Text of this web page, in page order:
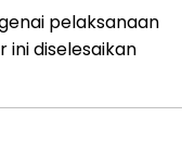
pelaksanaan
ini diselesaikan